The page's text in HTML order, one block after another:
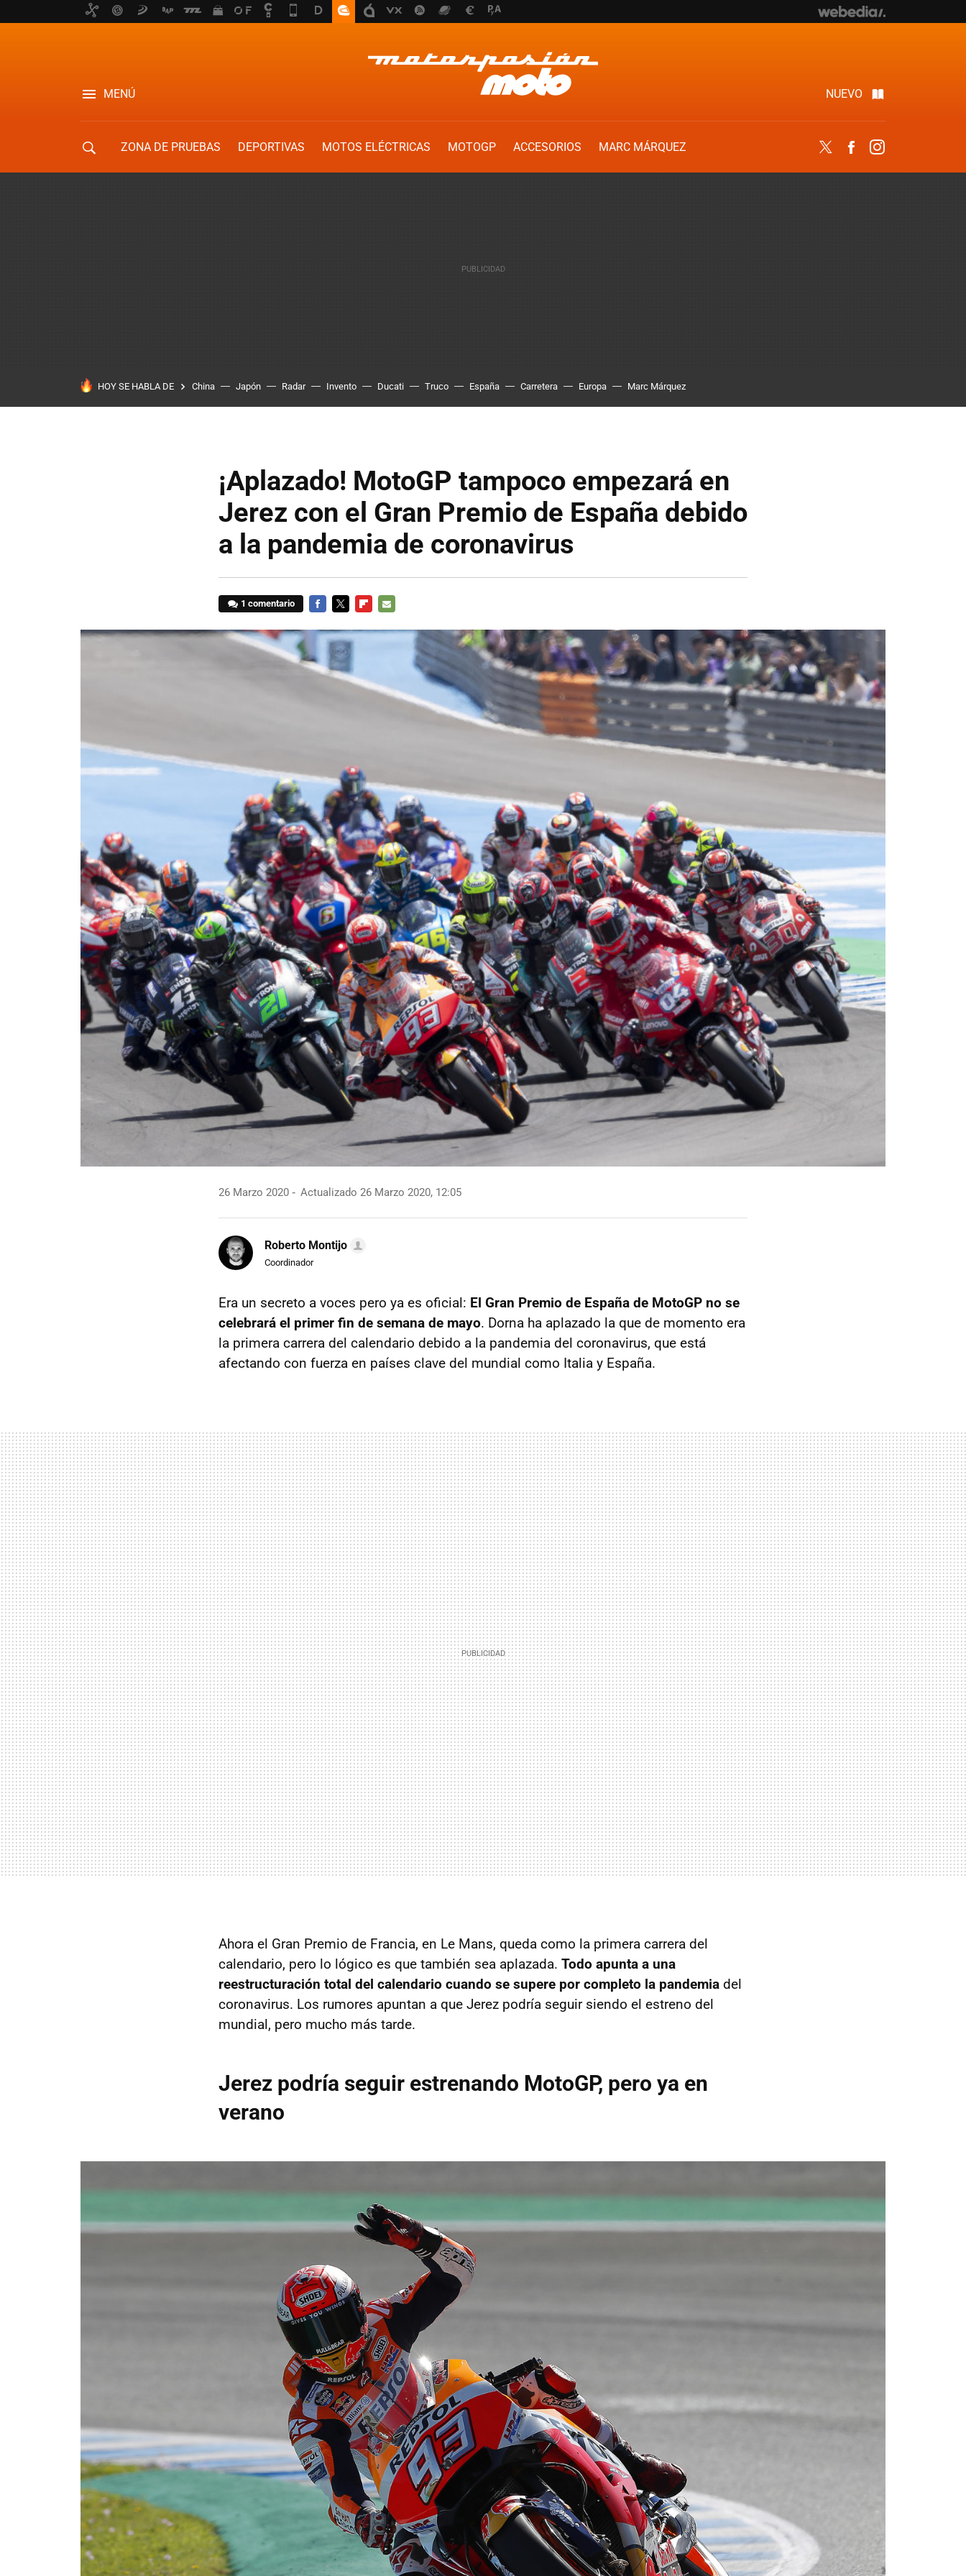
MENÚ NUEVO
ZONA DE PRUEBAS DEPORTIVAS MOTOS ELÉCTRICAS MOTOGP ACCESORIOS
MARC MÁRQUEZ
Twitter Facebook
HOY SE HABLA DE China Japón Radar Invento Ducati Truco España Carretera Europa Marc Márquez
¡Aplazado! MotoGP tampoco empezará en
Jerez con el Gran Premio de España debido
a la pandemia de coronavirus
1 comentario
26 Marzo 2020 Actualizado 26 Marzo 2020, 12:05
Roberto Montijo
Coordinador
Era un secreto a voces pero ya es oficial: El Gran Premio de España de MotoGP no se
celebrará el primer fin de semana de mayo. Dorna ha aplazado la que de momento era
la primera carrera del calendario debido a la pandemia del coronavirus, que está
afectando con fuerza en países clave del mundial como Italia y España.
Ahora el Gran Premio de Francia, en Le Mans, queda como la primera carrera del
calendario, pero lo lógico es que también sea aplazada. Todo apunta a una
reestructuración total del calendario cuando se supere por completo la pandemia del
coronavirus. Los rumores apuntan a que Jerez podría seguir siendo el estreno del
mundial, pero mucho más tarde.
Jerez podría seguir estrenando MotoGP, pero ya en
verano